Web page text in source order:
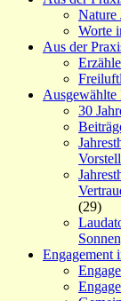
Nature
Worte
Aus der
Ausgewählte
30
(29)
Engagement